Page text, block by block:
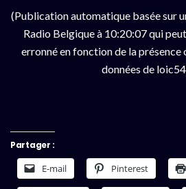
(Publication automatique basée sur
Radio Belgique à 10:20:07 qui
erronné en fonction de la présence
données de
Partager :
E-mail Pinterest